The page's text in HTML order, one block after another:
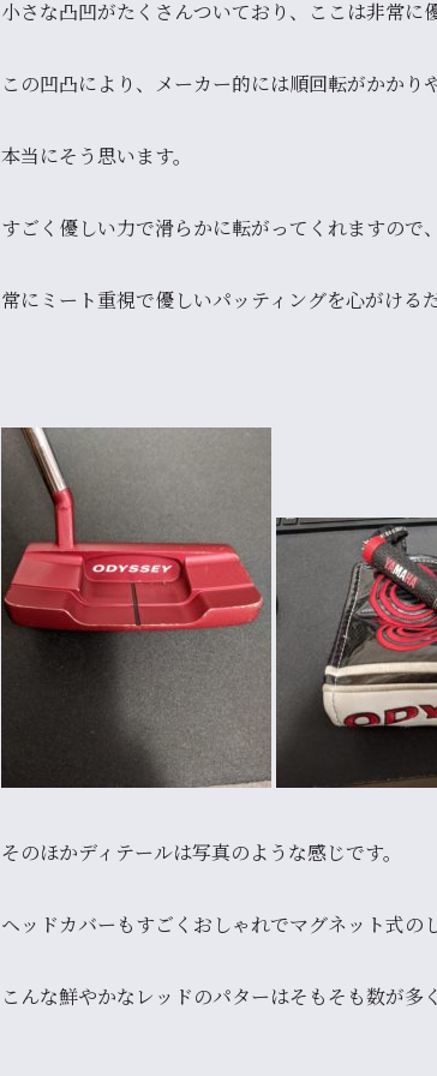
小さな凸凹がたくさんついており、ここは非常に
この凹凸により、メーカー的には順回転がかかり
本当にそう思います。
すごく 優しい力で滑らかに転がってくれますので
常にミート重視で優しいパッティングを心がける
そのほかディテールは写真のような感じです。
ヘッドカバーもすごくおしゃれでマグネット式の
こんな鮮やかなレッドのパターはそもそも数が多